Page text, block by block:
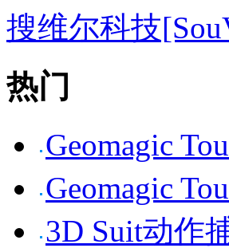
搜维尔科技
热门
Geomagic
Geomagic
3D Suit动作